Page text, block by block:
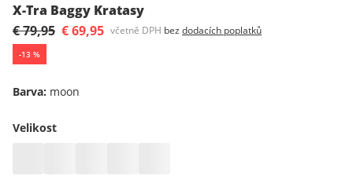
X-Tra Baggy Kratasy
€ 79,95 € 69,95 včetně DPH bez dodacích poplatků
-13 %
Barva: moon
Velikost